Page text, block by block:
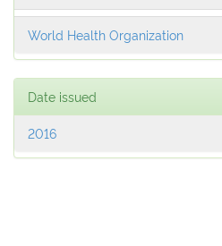
World Health Organization
Date issued
2016